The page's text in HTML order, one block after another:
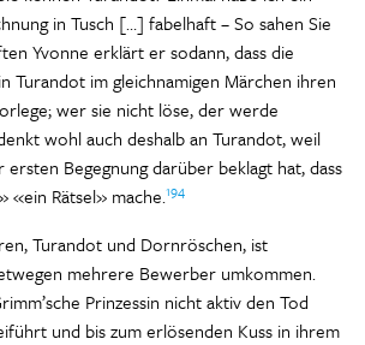
in Tusch […] fabelhaft – So sahen Sie
Yvonne erklärt er sodann, dass die
Turandot im gleichnamigen Märchen ihren
wer sie nicht löse, der werde
wohl auch deshalb an Turandot, weil
Begegnung darüber beklagt hat, dass
«ein Rätsel» mache.194
Turandot und Dornröschen, ist
mehrere Bewerber umkommen.
Prinzessin nicht aktiv den Tod
und bis zum erlösenden Kuss in ihrem